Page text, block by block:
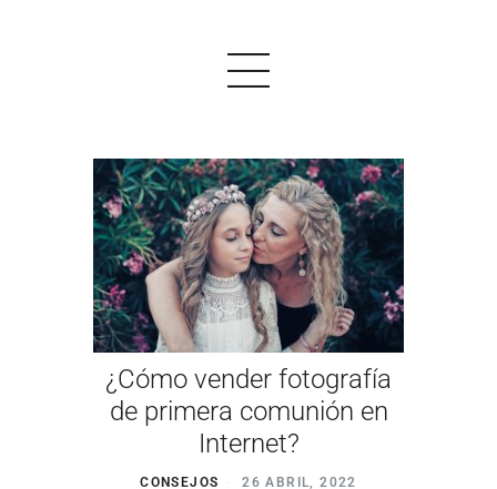
PRODUCTOS
EJEMPLOS
OPINIONES
PRECIOS
LOGIN
EMPEZAR AHORA
¿Cómo vender fotografía
de primera comunión en
Internet?
CONSEJOS 26 ABRIL, 2022